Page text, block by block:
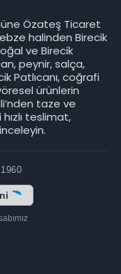
Özateş Ticaret
halinden Birecik
ve Birecik
peynir, salça,
Patlıcanı, coğrafi
ürünlerin
taze ve
teslimat,